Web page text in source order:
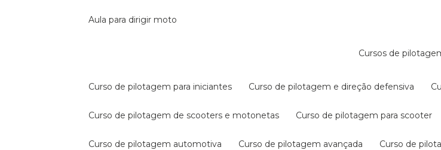
aula para dirigir moto
cursos de
curso de pilotagem para iniciantes curso de pilotagem e direção defensiva
curso de pilotagem de scooters e motonetas curso de pilotagem para scooter
curso de pilotagem automotiva curso de pilotagem avançada curso de